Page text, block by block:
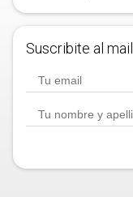
Suscribite al